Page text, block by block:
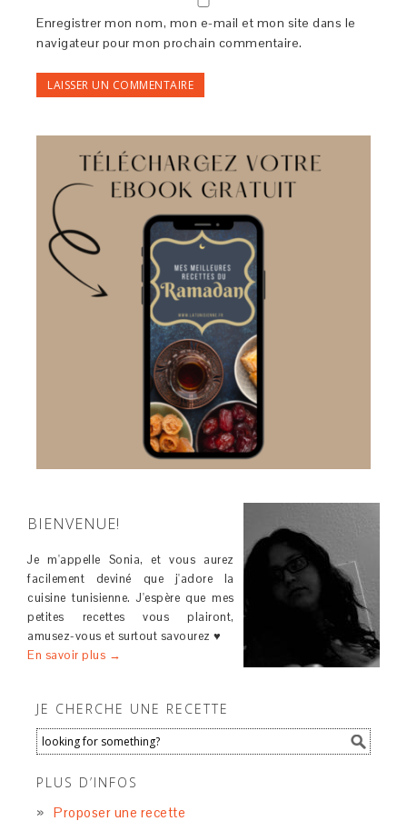
Enregistrer mon nom, mon e-mail et mon site dans le
navigateur pour mon prochain commentaire.
BIENVENUE!
Je m'appelle Sonia, et vous aurez
facilement deviné que j'adore la
cuisine tunisienne. J'espère que mes
petites recettes vous plairont,
amusez-vous et surtout savourez ♥
En savoir plus →
JE CHERCHE UNE RECETTE
PLUS D’INFOS
Proposer une recette